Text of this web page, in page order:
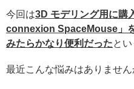
今回は3D モデリング用に購
connexion SpaceMouse」
みたらかなり便利だったとい
最近こんな悩みはありません